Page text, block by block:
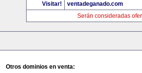
Visitar!
ventadeganado.com
Serán consideradas
Otros dominios en venta: